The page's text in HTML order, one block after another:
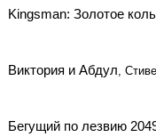
Kingsman: Золотое
Виктория и Абдул,
Бегущий по лезвию